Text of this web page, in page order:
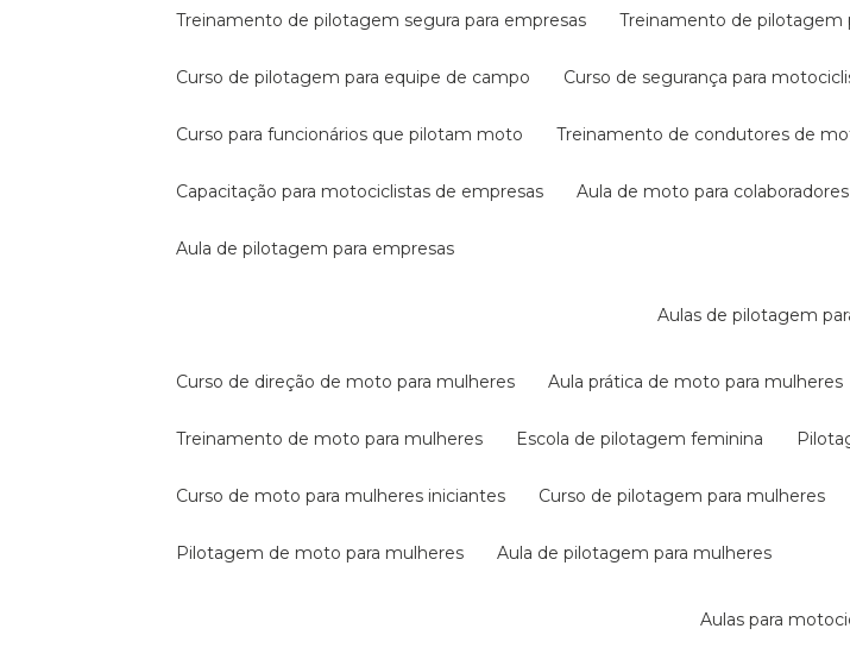
treinamento de pilotagem segura para empresas treinamento de pilotagem
curso de pilotagem para equipe de campo curso de segurança para
curso para funcionários que pilotam moto treinamento de condutores de
capacitação para motociclistas de empresas aula de moto para colaboradores
aula de pilotagem para empresas
aulas de pilotagem
curso de direção de moto para mulheres aula prática de moto para mulheres
treinamento de moto para mulheres escola de pilotagem feminina
curso de moto para mulheres iniciantes curso de pilotagem para mulheres
pilotagem de moto para mulheres aula de pilotagem para mulheres
aulas para